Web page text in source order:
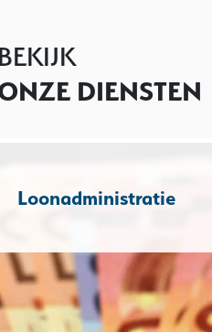
BEKIJK
DIENSTEN
Loonadministratie